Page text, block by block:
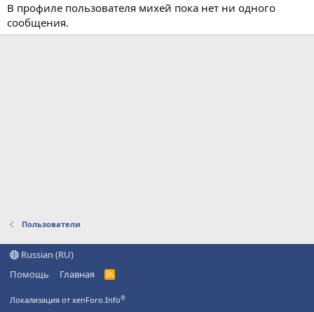
В профиле пользователя михей пока нет ни одного
сообщения.
Пользователи
Russian (RU)
Помощь
Главная
R
Локализация от xenForo.Info®